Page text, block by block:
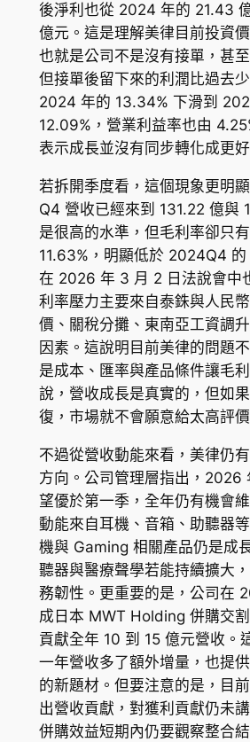
後淨利也從 2024 年的 21.43
億元。這是理解美律目前投資
也就是公司不是沒有接單，甚
但接單後留下來的利潤比過去
2024 年的 13.34% 下滑到
12.09%，營業利益率也由
表示成長並沒有同步轉化成更
若拆開季度看，這個現象更明
Q4 營收已經來到 131.22 億與
是很高的水準，但毛利率卻只
11.63%，明顯低於 2024Q4 的
在 2026 年 3 月 2 日法說會中
利率壓力主要來自泰銖與人民
價、關稅分攤、東南亞工資調
因素。這說明目前美律的問題
是成本、匯率與產品條件讓毛
說，營收成長是真實的，但如
復，市場就不會願意給太高評價
不過從營收動能來看，美律仍
方向。公司管理層指出，2026
望優於第一季，全年仍有機會
動能來自耳機、音箱、助聽器
機與 Gaming 相關產品仍是成
聽器與醫療聲學若能持續擴大
務韌性。更重要的是，公司在
成日本 MWT Holding 併購交
貢獻全年 10 到 15 億元營收。
一年營收多了額外增量，也提
的新題材。但要注意的是，目
出營收貢獻，對獲利貢獻仍未
併購效益短期內仍要觀察整合